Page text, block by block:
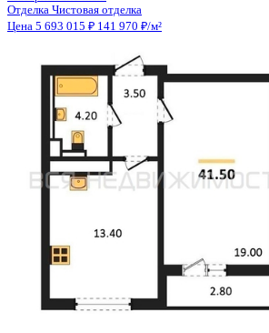
Этаж 23 из 27
Черновая отделка
Цена 5 694 000 ₽ 133 380 ₽/м²